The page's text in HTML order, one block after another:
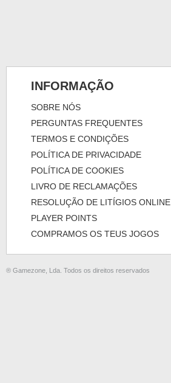
INFORMAÇÃO
SOBRE NÓS
PERGUNTAS FREQUENTES
TERMOS E CONDIÇÕES
POLÍTICA DE PRIVACIDADE
POLÍTICA DE COOKIES
LIVRO DE RECLAMAÇÕES
RESOLUÇÃO DE LITÍGIOS ONLINE
PLAYER POINTS
COMPRAMOS OS TEUS JOGOS
® Gamezone, Lda. Todos os direitos reservados